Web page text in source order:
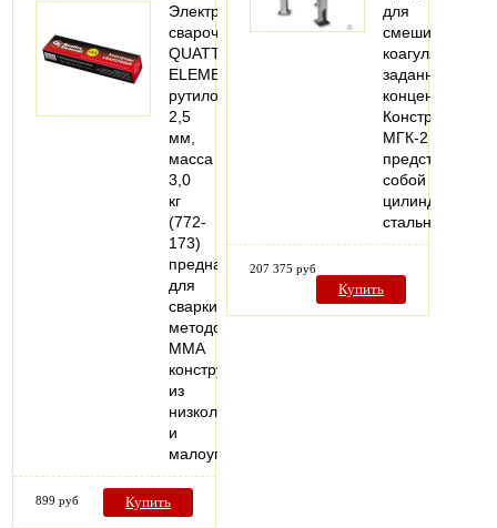
Электроды
сварочные
QUATTRO
ELEMENTI
рутиловые,
2,5
мм,
масса
3,0
кг
(772-
173)
предназначен
для
сварки
методом
MMA
конструкций
из
низколегированных
и
малоуглеродистых…
899 руб Купить
для
смешивания
коагулянтов
заданной
концентрации.
Конструктивно
МГК-2
представляет
собой
стальной…
207 375 руб
Купить